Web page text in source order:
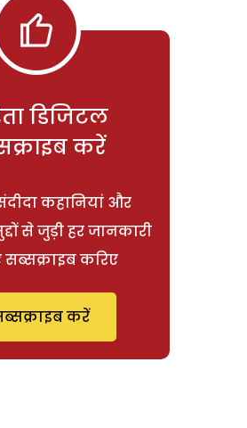
डिजिटल
करें
कहानियां और
से जुड़ी हर जानकारी
करिए
करें